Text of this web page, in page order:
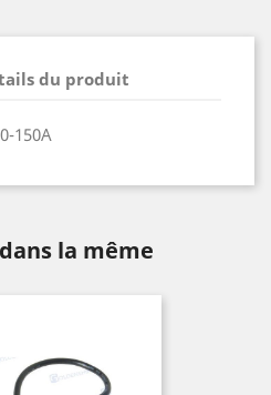
du produit
150A
la même